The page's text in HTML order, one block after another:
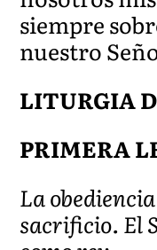
siempre
nuestro
LITURGIA
PRIMERA
La
sacrificio. El